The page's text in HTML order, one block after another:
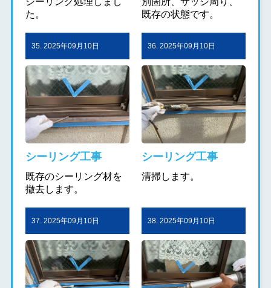
た。
既存の状態です。
35. 2025年09月10日
シーリング工事
既存のシーリング材を
撤去します。
36. 2025年09月10日
シーリング工事
清掃します。
37. 2025年09月10日 38. 2025年09月10日